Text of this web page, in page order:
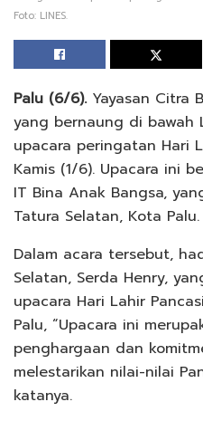
Foto: LINES.
Palu (6/6).Yayasan Citra
yang bernaung di bawah
upacara peringatan Hari
Kamis (1/6). Upacara ini
IT Bina Anak Bangsa,
Tatura Selatan, Kota Palu.
Dalam acara tersebut,
Selatan, Serda Henry,
upacara Hari Lahir
Palu, “Upacara ini
penghargaan dan
melestarikan nilai-nilai
katanya.